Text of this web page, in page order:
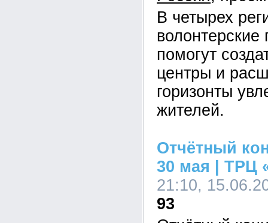
В четырех
волонтерские
помогут
центры и
горизонты
жителей.
Отчётный
30 мая | ТРЦ
21:10,
93